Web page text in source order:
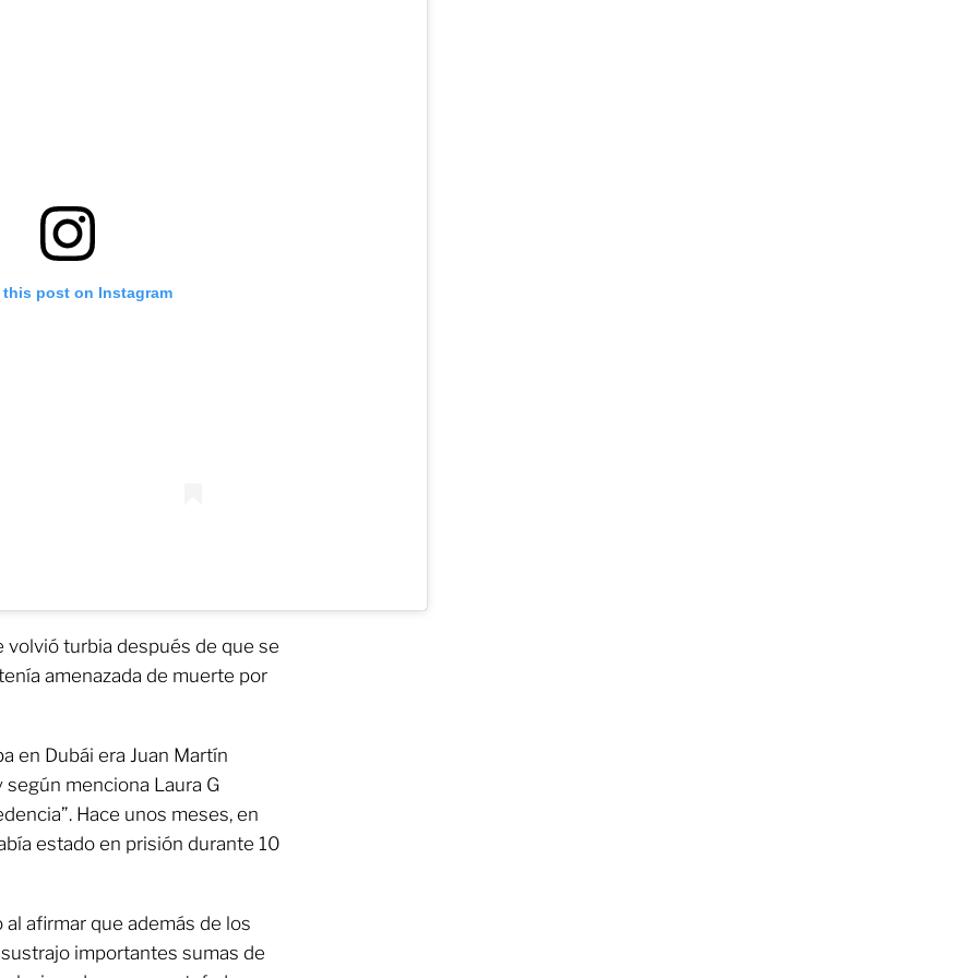
this post on Instagram
volvió turbia después de que se
amenazada de muerte por
en Dubái era Juan Martín
menciona Laura G
Hace unos meses, en
estado en prisión durante 10
afirmar que además de los
importantes sumas de